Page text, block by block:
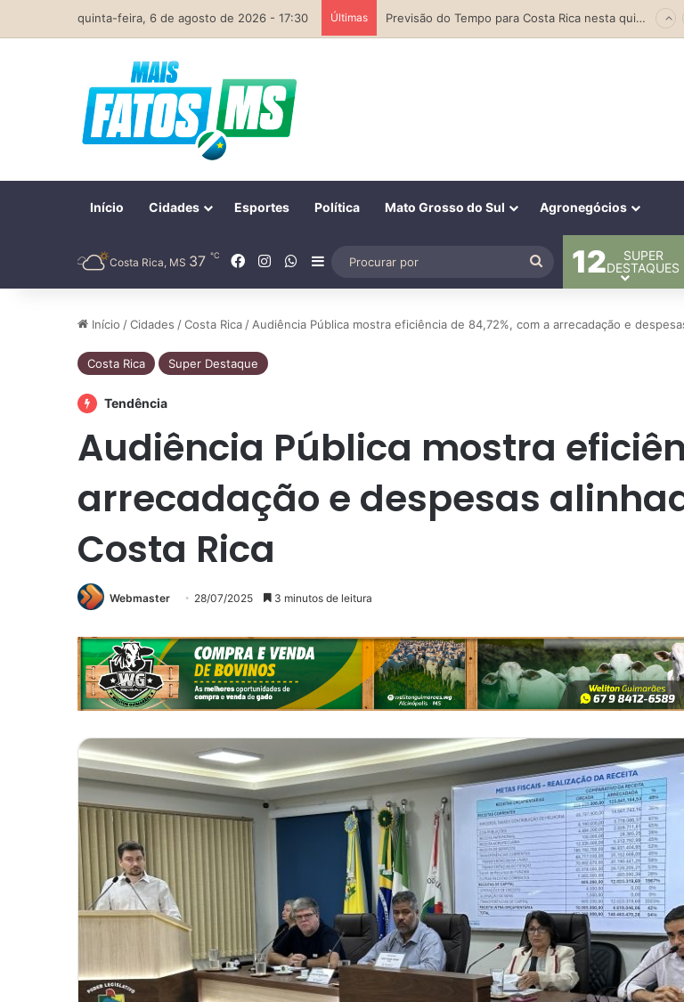
quinta-feira, 6 de agosto de 2026 - 17:30 Últimas Parceria entre Costa Rica e Alcinópolis entrega ponte de concreto e fortalece infraestrutura na região das lavouras do Engano
Início Cidades Esportes Política Mato Grosso do Sul Agronegócios
Costa Rica, MS 37 ℃ Facebook
InstagramWhatsApp
Barra Lateral
Procurar
por
12
SUPER
DESTAQUES
Início /Cidades /Costa Rica / Audiência Pública mostra eficiência de 84,72%, com a arrecadação e
Costa Rica Super Destaque
Tendência
Audiência Pública mostra
arrecadação e despesas
Costa Rica
Webmaster 28/07/2025 3 minutos de leitura